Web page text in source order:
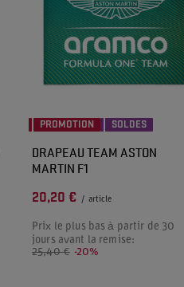
PROMOTION SOLDES
DRAPEAU TEAM ASTON
MARTIN F1
20,20 € / article
Prix le plus bas à partir de 30
jours avant la remise:
25,40 € -20%